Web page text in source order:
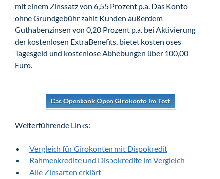
mit einem Zinssatz von 6,55 Prozent p.a. Das Konto
ohne Grundgebühr zahlt Kunden außerdem
Guthabenzinsen von 0,20 Prozent p.a. bei Aktivierung
der kostenlosen ExtraBenefits, bietet kostenloses
Tagesgeld und kostenlose Abhebungen über 100,00
Euro.
Das Openbank Open Girokonto im Test
Weiterführende Links:
Vergleich für Girokonten mit Dispokredit
Rahmenkredite und Dispokredite im Vergleich
Alle Zinsarten erklärt